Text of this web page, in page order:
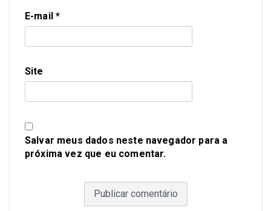
E-mail*
Site
Salvar meus dados neste navegador para a
próxima vez que eu comentar.